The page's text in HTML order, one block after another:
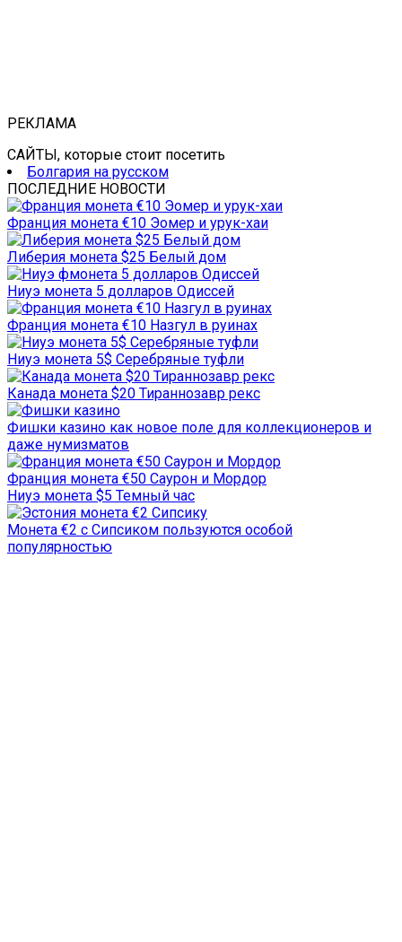
РЕКЛАМА
САЙТЫ, которые стоит посетить
Болгария на русском
ПОСЛЕДНИЕ НОВОСТИ
Франция монета €10 Эомер и урук-хаи
Либерия монета $25 Белый дом
Ниуэ монета 5 долларов Одиссей
Франция монета €10 Назгул в руинах
Ниуэ монета 5$ Серебряные туфли
Канада монета $20 Тираннозавр рекс
Фишки казино как новое поле для коллекционеров и
даже нумизматов
Франция монета €50 Саурон и Мордор
Ниуэ монета $5 Темный час
Монета €2 с Сипсиком пользуются особой
популярностью